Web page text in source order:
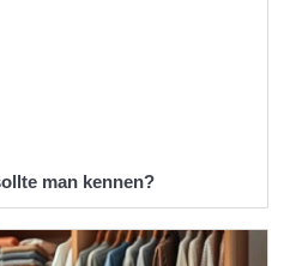
man kennen?